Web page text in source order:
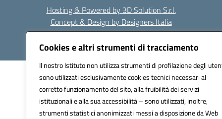
Cookies e altri strumenti di tracciamento
Il nostro Istituto non utilizza strumenti di profilazione degli
sono utilizzati esclusivamente cookies tecnici necessari al
corretto funzionamento del sito, alla fruibilità dei servizi
istituzionali e alla sua accessibilità – sono utilizzati, inoltre,
strumenti statistici anonimizzati messi a disposizione da Web
Hosting & Powered by 3D Solution S.r.l.
Concept & Design by Designers Italia